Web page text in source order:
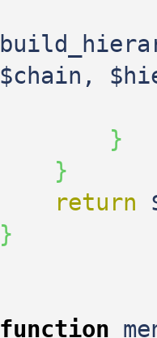
$chain ,
}
}
return
}
function